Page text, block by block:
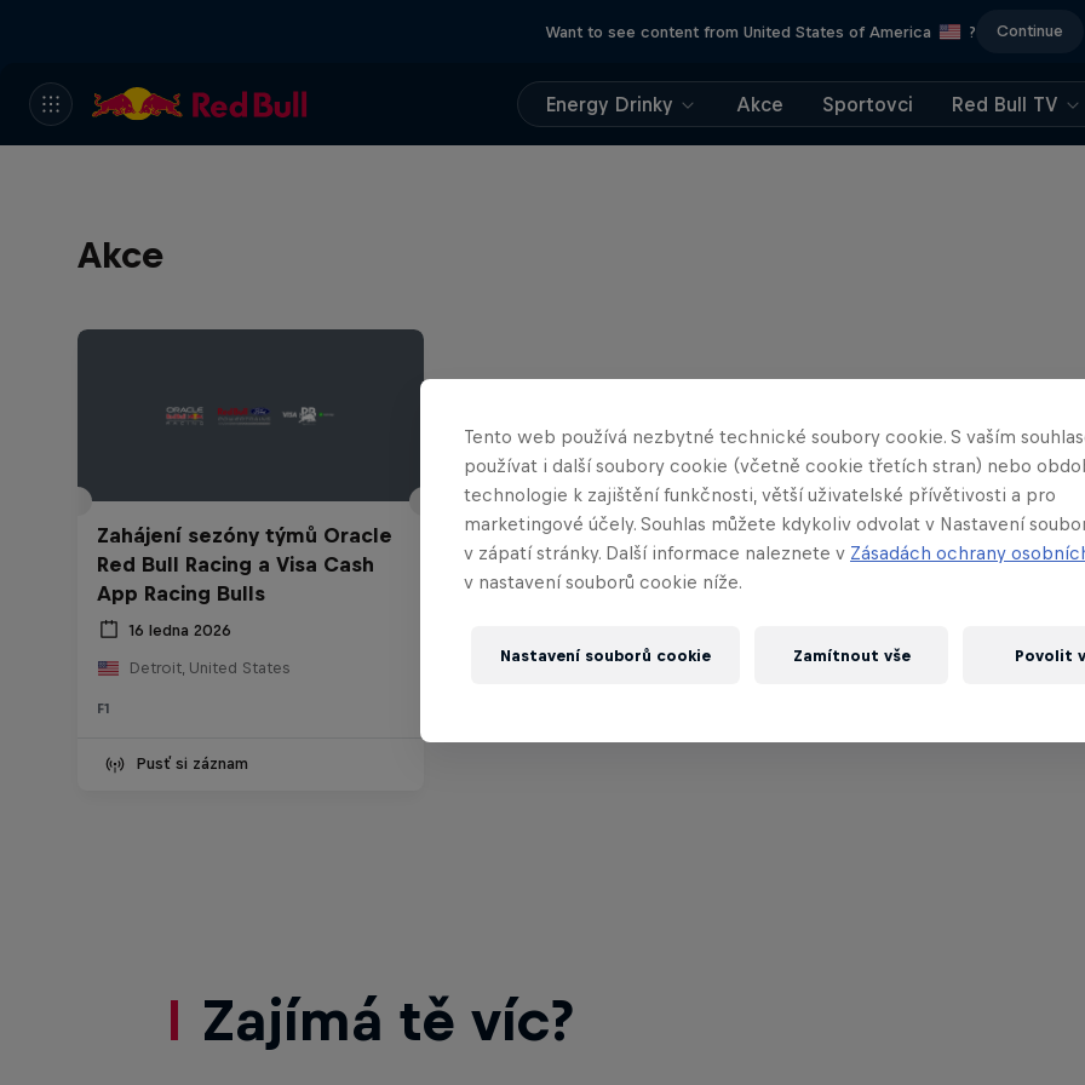
Want to see content from United States of America ? Continue
Energy Drinky Akce Sportovci Red Bull TV
Akce
Zahájení sezóny týmů Oracle
Red Bull Racing a Visa Cash
App Racing Bulls
16 ledna 2026
Detroit, United States
F1
Pusť si záznam
Zajímá tě víc?
Tento web používá nezbytné technické soubory cookie. S vaším
používat i další soubory cookie (včetně cookie třetích stran) nebo
technologie k zajištění funkčnosti, větší uživatelské přívětivosti a pro
marketingové účely. Souhlas můžete kdykoliv odvolat v Nastavení
v zápatí stránky. Další informace naleznete v Zásadách ochrany
v nastavení souborů cookie níže.
Nastavení souborů cookie Zamítnout vše Povolit